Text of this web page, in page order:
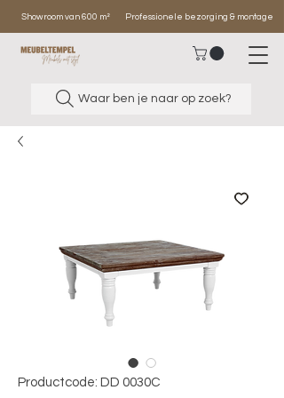
Showroom van 600 m² Professionele bezorging & montage
Waar ben je naar op zoek?
Productcode: DD 0030C